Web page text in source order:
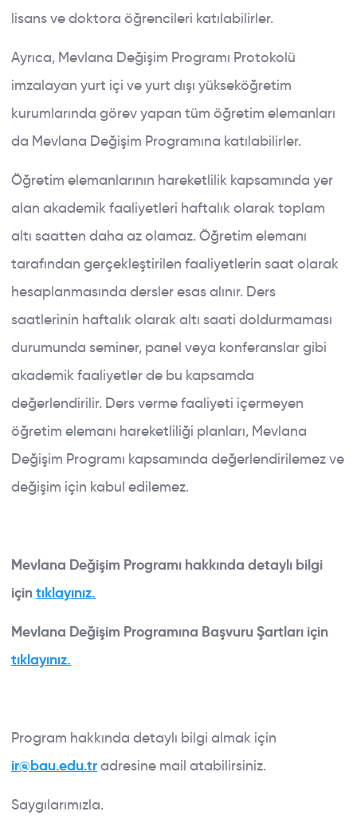
lisans ve doktora öğrencileri katılabilirler.
Ayrıca, Mevlana Değişim Programı Protokolü
imzalayan yurt içi ve yurt dışı yükseköğretim
kurumlarında görev yapan tüm öğretim elemanları
da Mevlana Değişim Programına katılabilirler.
Öğretim elemanlarının hareketlilik kapsamında yer
alan akademik faaliyetleri haftalık olarak toplam
altı saatten daha az olamaz. Öğretim elemanı
tarafından gerçekleştirilen faaliyetlerin saat olarak
hesaplanmasında dersler esas alınır. Ders
saatlerinin haftalık olarak altı saati doldurmaması
durumunda seminer, panel veya konferanslar gibi
akademik faaliyetler de bu kapsamda
değerlendirilir. Ders verme faaliyeti içermeyen
öğretim elemanı hareketliliği planları, Mevlana
Değişim Programı kapsamında değerlendirilemez ve
değişim için kabul edilemez.
Mevlana Değişim Programı hakkında detaylı bilgi
içintıklayınız.
Mevlana Değişim Programına Başvuru Şartları için
tıklayınız.
Program hakkında detaylı bilgi almak için
ir@bau.edu.tradresine mail atabilirsiniz.
Saygılarımızla.